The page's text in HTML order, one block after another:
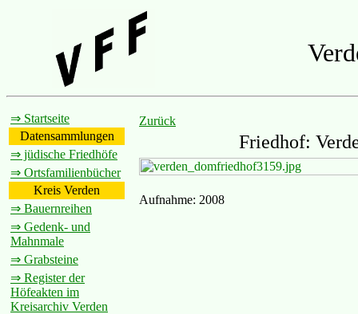
⇒ Startseite
Datensammlungen
⇒ jüdische Friedhöfe
⇒ Ortsfamilienbücher
Kreis Verden
⇒ Bauernreihen
⇒ Gedenk- und
Mahnmale
⇒ Grabsteine
⇒ Register der
Höfeakten im
Kreisarchiv Verden
Zurück
Friedhof:
Aufnahme: 2008